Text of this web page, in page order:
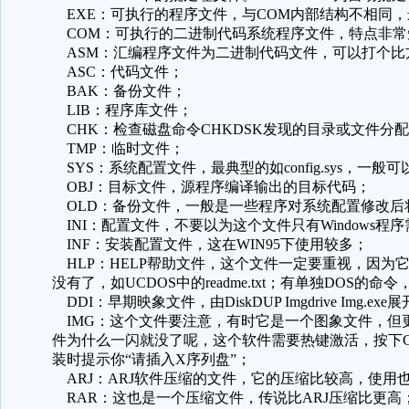
EXE：可执行的程序文件，与COM内部结构不相同
COM：可执行的二进制代码系统程序文件，特点非
ASM：汇编程序文件为二进制代码文件，可以打个
ASC：代码文件；
BAK：备份文件；
LIB：程序库文件；
CHK：检查磁盘命令CHKDSK发现的目录或文件分
TMP：临时文件；
SYS：系统配置文件，最典型的如config.sys，一般可
OBJ：目标文件，源程序编译输出的目标代码；
OLD：备份文件，一般是一些程序对系统配置修改
INI：配置文件，不要以为这个文件只有Windows程
INF：安装配置文件，这在WIN95下使用较多；
HLP：HELP帮助文件，这个文件一定要重视，因为
没有了，如UCDOS中的readme.txt；有单独DOS的命
DDI：早期映象文件，由DiskDUP Imgdrive Img.exe展
IMG：这个文件要注意，有时它是一个图象文件，但
件为什么一闪就没了呢，这个软件需要热键激活，按
装时提示你“请插入X序列盘”；
ARJ：ARJ软件压缩的文件，它的压缩比较高，使用
RAR：这也是一个压缩文件，传说比ARJ压缩比更高